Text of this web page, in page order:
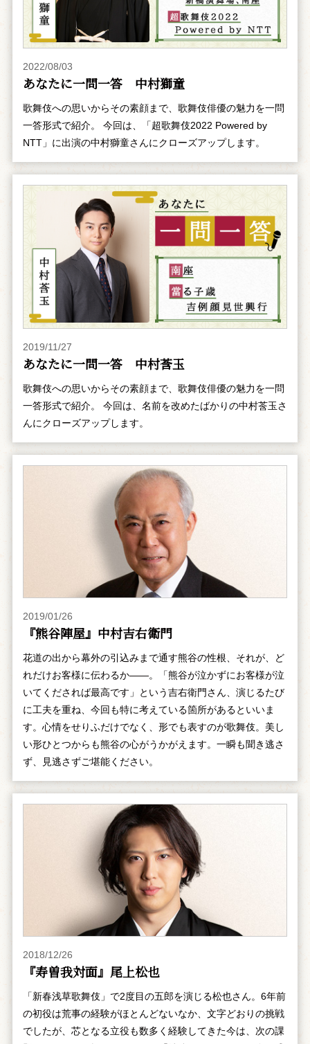
2022/08/03
あなたに一問一答 中村獅童
歌舞伎への思いからその素顔まで、歌舞伎俳優の魅力を一問
一答形式で紹介。 今回は、「超歌舞伎2022 Powered by
NTT」に出演の中村獅童さんにクローズアップします。
2019/11/27
あなたに一問一答 中村莟玉
歌舞伎への思いからその素顔まで、歌舞伎俳優の魅力を一問
一答形式で紹介。 今回は、名前を改めたばかりの中村莟玉さ
んにクローズアップします。
2019/01/26
『熊谷陣屋』中村吉右衛門
花道の出から幕外の引込みまで通す熊谷の性根、それが、ど
れだけお客様に伝わるか――。「熊谷が泣かずにお客様が泣
いてくだされば最高です」という吉右衛門さん、演じるたび
に工夫を重ね、今回も特に考えている箇所があるといいま
す。心情をせりふだけでなく、形でも表すのが歌舞伎。美し
い形ひとつからも熊谷の心がうかがえます。一瞬も聞き逃さ
ず、見逃さずご堪能ください。
2018/12/26
『寿曽我対面』尾上松也
「新春浅草歌舞伎」で2度目の五郎を演じる松也さん。6年前
の初役は荒事の経験がほとんどないなか、文字どおりの挑戦
でしたが、芯となる立役も数多く経験してきた今は、次の課